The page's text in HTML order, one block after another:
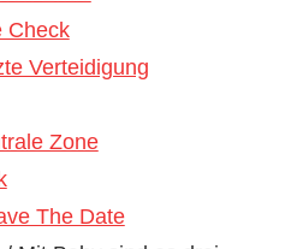
Check
Verteidigung
Zone
The Date